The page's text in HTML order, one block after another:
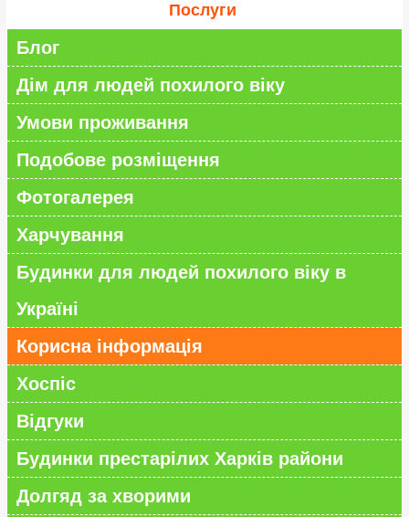
Послуги
Блог
Дім для людей похилого віку
Умови проживання
Подобове розміщення
Фотогалерея
Харчування
Будинки для людей похилого віку в
Україні
Корисна інформація
Хоспіс
Відгуки
Будинки престарілих Харків райони
Долгяд за хворими